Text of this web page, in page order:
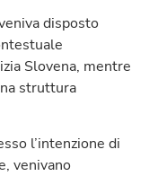
disposto
Slovena, mentre
struttura
l’intenzione di
venivano